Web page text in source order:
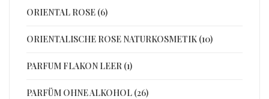
ORIENTAL ROSE (6)
ORIENTALISCHE ROSE NATURKOSMETIK (10)
PARFUM FLAKON LEER (1)
PARFÜM OHNE ALKOHOL (26)